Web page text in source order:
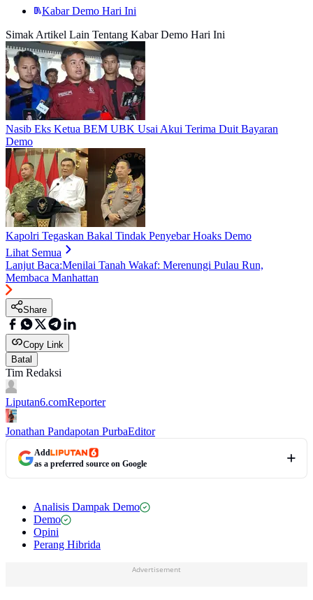
Kabar Demo Hari Ini
Simak Artikel Lain Tentang Kabar Demo Hari Ini
Nasib Eks Ketua BEM UBK Usai Akui Terima Duit Bayaran
Demo
Kapolri Tegaskan Bakal Tindak Penyebar Hoaks Demo
Lihat Semua
Lanjut Baca:Menilai Tanah Wakaf: Merenungi Pulau Run,
Membaca Manhattan
Share
Copy Link
Batal
Tim Redaksi
Liputan6.comReporter
Jonathan Pandapotan PurbaEditor
Add
as a preferred source on Google
Analisis Dampak Demo
Demo
Opini
Perang Hibrida
Advertisement